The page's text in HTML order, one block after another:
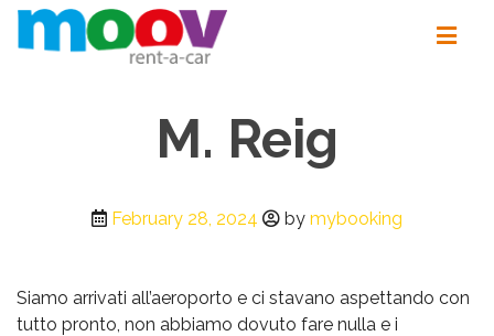
M. Reig
February 28, 2024 by mybooking
Siamo arrivati all’aeroporto e ci stavano aspettando con
tutto pronto, non abbiamo dovuto fare nulla e i